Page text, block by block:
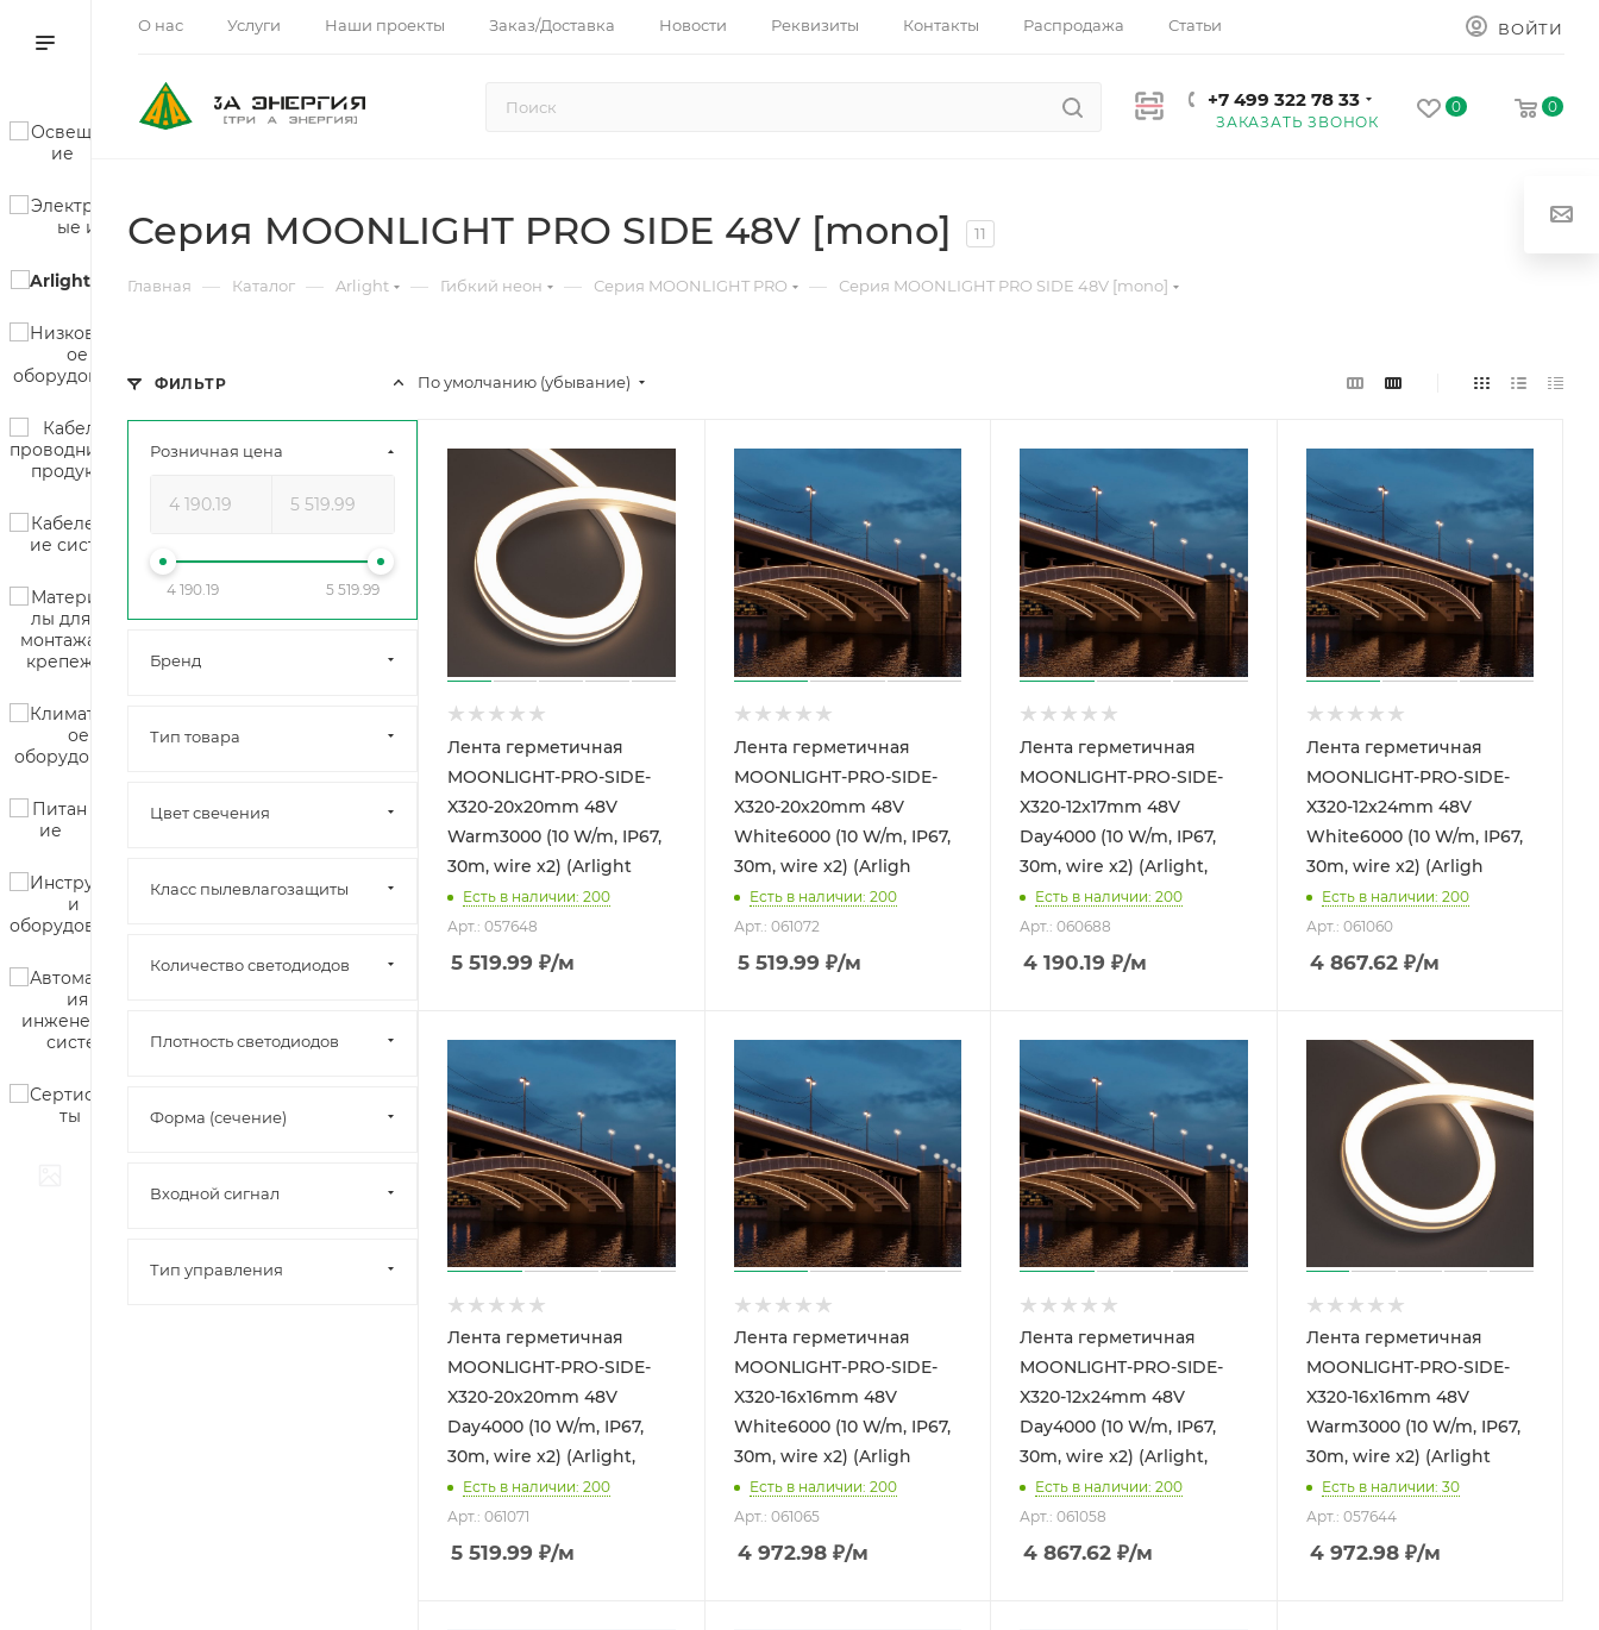
О нас Услуги Наши проекты Заказ/Доставка Новости Реквизиты Контакты Распродажа Статьи ВОЙТИ
+7 499 322 78 33
ЗАКАЗАТЬ ЗВОНОК
0 0
Серия MOONLIGHT PRO SIDE 48V [mono] 11
Главная — Каталог — Arlight — Гибкий неон — Серия MOONLIGHT PRO — Серия MOONLIGHT PRO SIDE 48V [mono]
По умолчанию (убывание)
Лента герметичная
MOONLIGHT-PRO-SIDE-
X320-20x20mm 48V
Warm3000 (10 W/m, IP67,
30m, wire x2) (Arlight
Есть в наличии: 200
Арт.: 057648
5 519.99 ₽/м
Лента герметичная
MOONLIGHT-PRO-SIDE-
X320-20x20mm 48V
White6000 (10 W/m, IP67,
30m, wire x2) (Arligh
Есть в наличии: 200
Арт.: 061072
5 519.99 ₽/м
Лента герметичная
MOONLIGHT-PRO-SIDE-
X320-12x17mm 48V
Day4000 (10 W/m, IP67,
30m, wire x2) (Arlight,
Есть в наличии: 200
Арт.: 060688
4 190.19 ₽/м
Лента герметичная
MOONLIGHT-PRO-SIDE-
X320-12x24mm 48V
White6000 (10 W/m, IP67,
30m, wire x2) (Arligh
Есть в наличии: 200
Арт.: 061060
4 867.62₽/м
Лента герметичная
MOONLIGHT-PRO-SIDE-
X320-20x20mm 48V
Day4000 (10 W/m, IP67,
30m, wire x2) (Arlight,
Есть в наличии: 200
Арт.: 061071
5 519.99 ₽/м
Лента герметичная
MOONLIGHT-PRO-SIDE-
X320-16x16mm 48V
White6000 (10 W/m, IP67,
30m, wire x2) (Arligh
Есть в наличии: 200
Арт.: 061065
4 972.98₽/м
Лента герметичная
MOONLIGHT-PRO-SIDE-
X320-12x24mm 48V
Day4000 (10 W/m, IP67,
30m, wire x2) (Arlight,
Есть в наличии: 200
Арт.: 061058
4 867.62 ₽/м
Лента герметичная
MOONLIGHT-PRO-SIDE-
X320-16x16mm 48V
Warm3000 (10 W/m, IP67,
30m, wire x2) (Arlight
Есть в наличии: 30
Арт.: 057644
4 972.98₽/м
ФИЛЬТР
Розничная цена
4 190.19 5 519.99
Бренд
Тип товара
Цвет свечения
Класс пылевлагозащиты
Количество светодиодов
Плотность светодиодов
Форма (сечение)
Входной сигнал
Тип управления